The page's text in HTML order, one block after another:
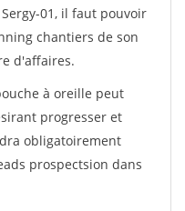
01, il faut pouvoir
chantiers de son
d'affaires.
à oreille peut
progresser et
obligatoirement
prospectsion dans